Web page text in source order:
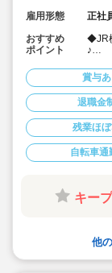
雇用形態
正社
おすすめ
ポイント
◆JR
♪
◆お
連休
◆雲
りま
◆時
お気
◆職
て、
◆仕
◆残
い
◆行
ん。
◆日
◆ピ
賞与あ
退職金
残業ほ
自転車通
キー
他